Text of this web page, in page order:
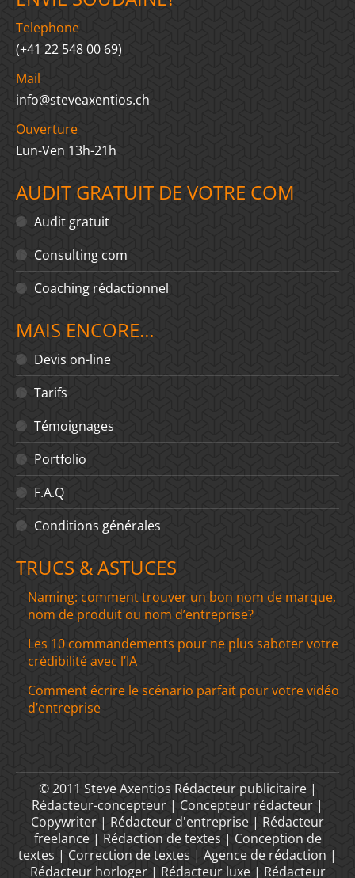
Telephone
(+41 22 548 00 69)
Mail
info@steveaxentios.ch
Ouverture
Lun-Ven 13h-21h
AUDIT GRATUIT DE VOTRE COM
Audit gratuit
Consulting com
Coaching rédactionnel
MAIS ENCORE…
Devis on-line
Tarifs
Témoignages
Portfolio
F.A.Q
Conditions générales
TRUCS & ASTUCES
Naming: comment trouver un bon nom de marque,
nom de produit ou nom d’entreprise?
Les 10 commandements pour ne plus saboter votre
crédibilité avec l’IA
Comment écrire le scénario parfait pour votre vidéo
d’entreprise
© 2011 Steve Axentios Rédacteur publicitaire |
Rédacteur-concepteur | Concepteur rédacteur |
Copywriter | Rédacteur d'entreprise | Rédacteur
freelance | Rédaction de textes | Conception de
textes | Correction de textes | Agence de rédaction |
Rédacteur horloger | Rédacteur luxe | Rédacteur